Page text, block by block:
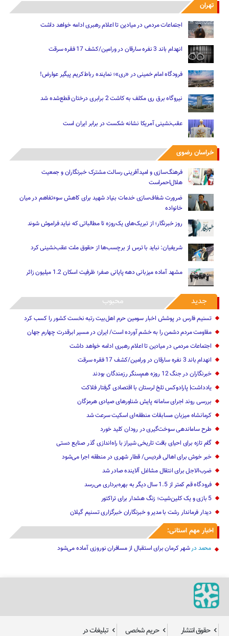
تهران
اجتماعات مردمی در میادین تا اعلام رهبری ادامه خواهد داشت
انهدام باند 3 نفره سارقان در ورامین/کشف 17 فقره سرقت
فرودگاه امام خمینی در «ری»؛ نماینده رباط‌کریم پیگیر عوارض!
نیروگاه برق ری مکلف به کاشت 2 برابری درختان قطع‌شده شد
عقب‌نشینی آمریکا نشانه شکست در برابر ایران است
خراسان رضوی
فرهنگ‌سازی و امیدآفرینی رسالت‌ مشترک خبرنگاران و جمعیت
هلال‌احمراست
ضرورت شفاف‌سازی خدمات بنیاد شهید برای کاهش سوءتفاهم‌ در میان
خانواده
روز خبرنگار؛ از تبریک‌های یک‌روزه تا مطالباتی که نباید فراموش شوند
شریفیان: نباید با ترس از برچسب‌ها از حقوق ملت عقب‌نشینی کرد
مشهد آماده میزبانی دهه پایانی صفر؛ ظرفیت اسکان 1.2 میلیون زائر
جدید محبوب
تسنیم فارس در پوشش اخبار سومین حرم اهل‌بیت رتبه نخست کشور را کسب کرد
مقاومت مردم دشمن را به خشم آورده است/ ایران در مسیر ابرقدرت چهارم جهان
اجتماعات مردمی در میادین تا اعلام رهبری ادامه خواهد داشت
انهدام باند 3 نفره سارقان در ورامین/کشف 17 فقره سرقت
خبرنگاران در جنگ 12 روزه هم‌سنگر رزمندگان بودند
یادداشت| پارادوکس تلخ لرستان با اقتصادی گرفتار فلاکت
بررسی روند اجرای سامانه پایش شناورهای صیادی هرمزگان
کرمانشاه میزبان مسابقات منطقه‌ای اسکیت سرعت شد
طرح ساماندهی سوخت‌گیری در رودان کلید خورد
گام تازه برای احیای بافت تاریخی شیراز با راه‌اندازی گذر صنایع دستی
خبر خوش برای اهالی‌ ‌فردیس/ قطار شهری در منطقه اجرا می‌شود
ضرب‌الاجل برای انتقال مشاغل آلاینده صادر شد
فرودگاه قم کمتر از 1.5 سال دیگر به بهره‌برداری می‌رسد
5 بازی و یک کلین‌شیت؛ زنگ هشدار برای تراکتور
دیدار فرماندار رشت با مدیر و خبرنگاران خبرگزاری تسنیم گیلان
اخبار مهم استانی:
محمد درشهر کرمان برای استقبال از مسافران نوروزی آماده می‌شود
حقوق انتشار حریم شخصی تبلیغات در